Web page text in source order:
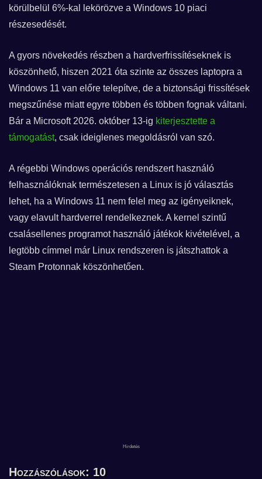
körülbelül 6%-kal lekörözve a Windows 10 piaci
részesedését.
A gyors növekedés részben a hardverfrissítéseknek is
köszönhető, hiszen 2021 óta szinte az összes laptopra a
Windows 11 van előre telepítve, de a biztonsági frissítések
megszűnése miatt egyre többen és többen fognak váltani.
Bár a Microsoft 2026. október 13-ig kiterjesztette a
támogatást, csak ideiglenes megoldásról van szó.
A régebbi Windows operációs rendszert használó
felhasználóknak természetesen a Linux is jó választás
lehet, ha a Windows 11 nem felel meg az igényeiknek,
vagy elavult hardverrel rendelkeznek. A kernel szintű
csalásellenes programot használó játékok kivételével, a
legtöbb címmel már Linux rendszeren is játszhattok a
Steam Protonnak köszönhetően.
Hozzászólások: 10